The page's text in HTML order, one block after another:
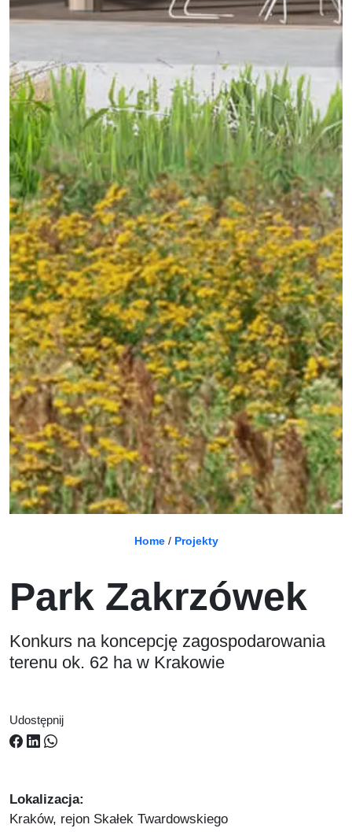
Home/ Projekty
Park Zakrzówek
Konkurs na koncepcję zagospodarowania
terenu ok. 62 ha w Krakowie
Udostępnij
Lokalizacja:
Kraków, rejon Skałek Twardowskiego